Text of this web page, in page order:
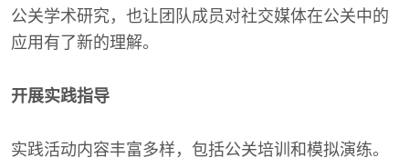
公关学术研究，也让团队成员对社交媒体在公关中的
应用有了新的理解。
开展实践指导
实践活动内容丰富多样，包括公关培训和模拟演练。